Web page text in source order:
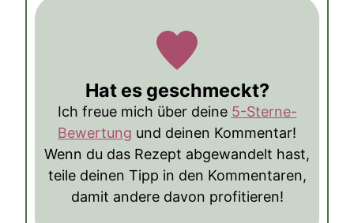
Hat es geschmeckt?
Ich freue mich über deine 5-Sterne-
Bewertung und deinen Kommentar!
Wenn du das Rezept abgewandelt hast,
teile deinen Tipp in den Kommentaren,
damit andere davon profitieren!